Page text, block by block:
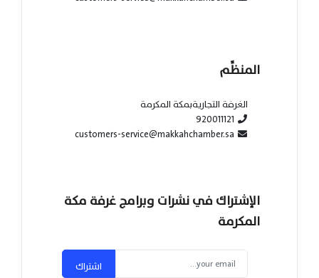
المنظِّم
الغرفة التجاريةبمكة المكرمة
920011121
customers-service@makkahchamber.sa
الإشتراك في نشرات وبرامج غرفة مكة
المكرمة
اشتراك